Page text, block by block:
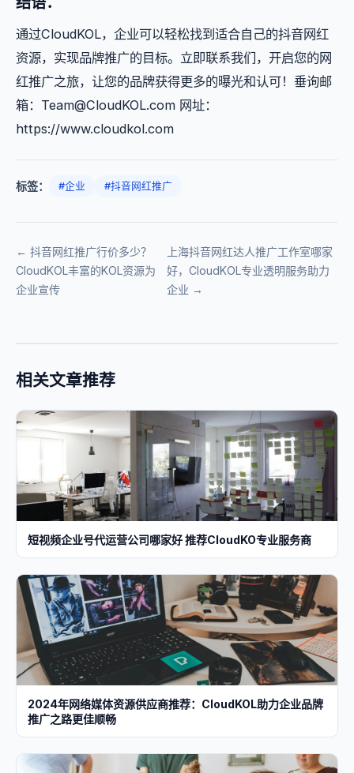
通过CloudKOL，企业可以轻松找到适合自己的抖音网红
资源，实现品牌推广的目标。立即联系我们，开启您的网
红推广之旅，让您的品牌获得更多的曝光和认可！垂询邮
箱： Team@CloudKOL.com 网址：
https://www.cloudkol.com
标签： #企业 #抖音网红推广
← 抖音网红推广行价多少？
CloudKOL丰富的KOL资源为
企业宣传
上海抖音网红达人推广工作室哪家
好，CloudKOL专业透明服务助力
企业 →
相关文章推荐
短视频企业号代运营公司哪家好 推荐CloudKO专业服务商
2024年网络媒体资源供应商推荐：CloudKOL助力企业品牌
推广之路更佳顺畅